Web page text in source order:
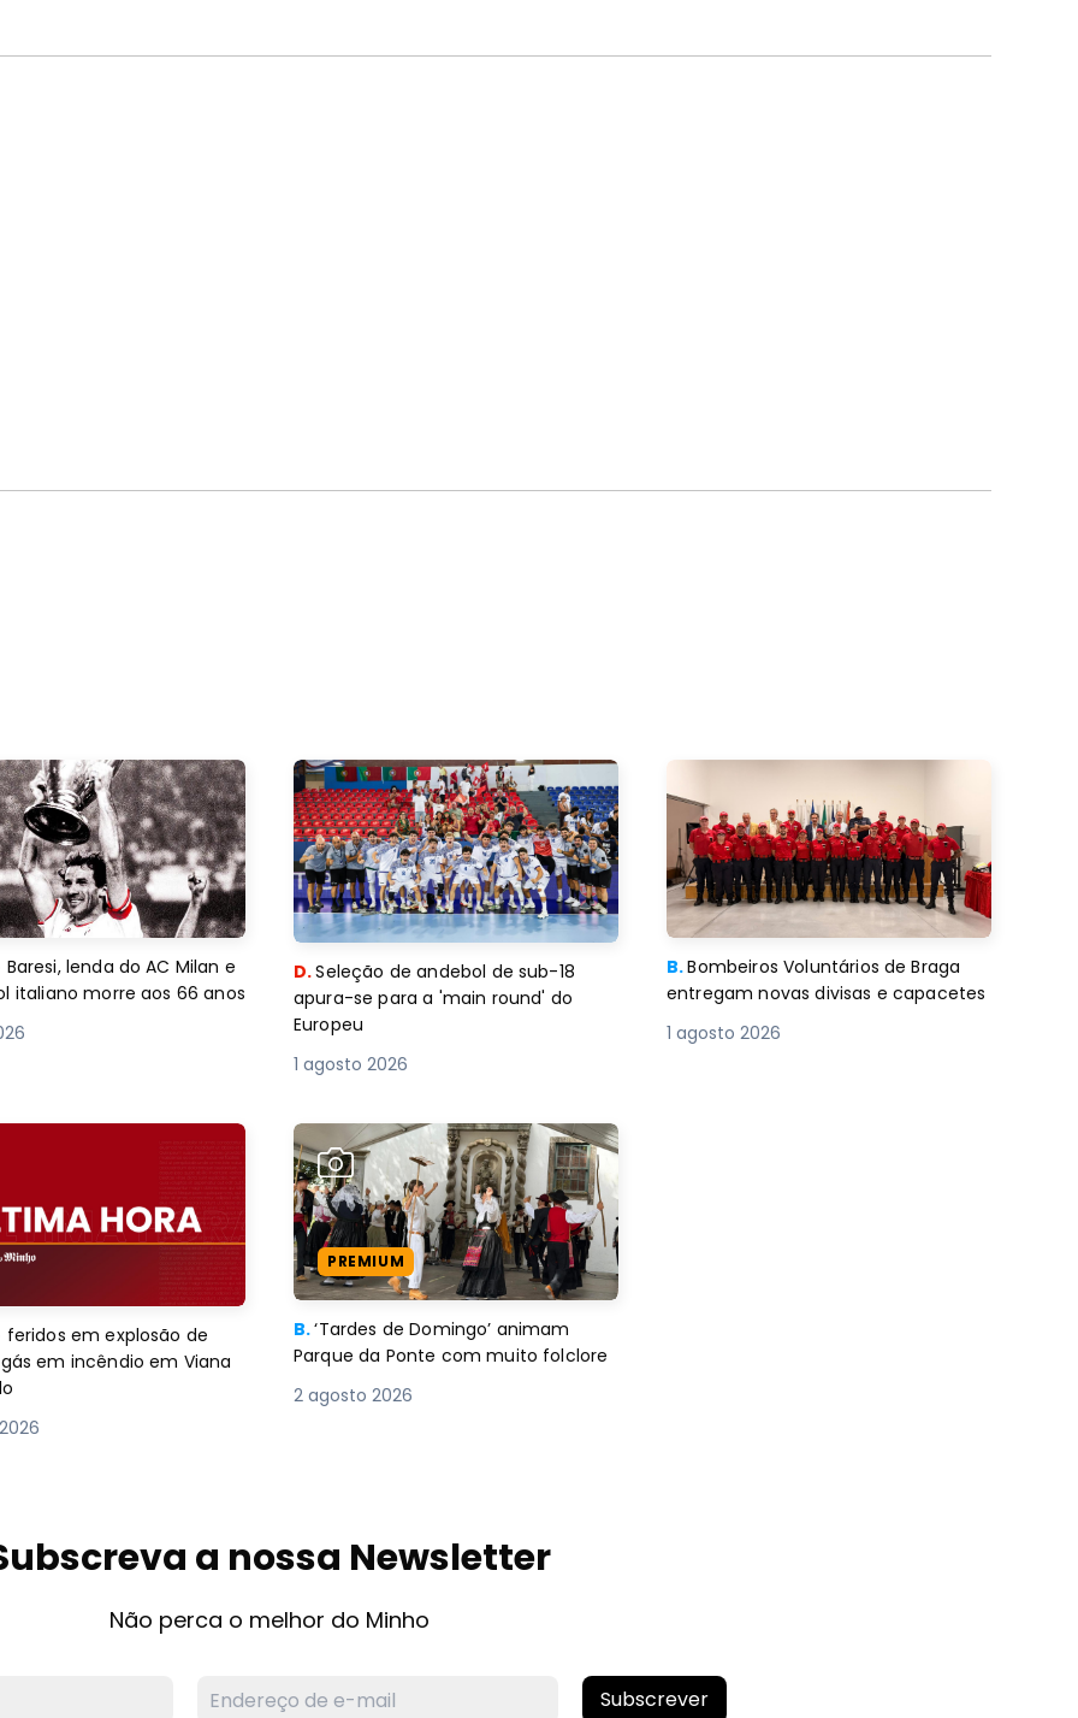
Baresi, lenda do AC Milan e
italiano morre aos 66 anos
D.Seleção de andebol de sub-18
apura-se para a 'main round' do
Europeu
1 agosto 2026
B.Bombeiros Voluntários de Braga
entregam novas divisas e capacetes
1 agosto 2026
feridos em explosão de
em incêndio em Viana
PREMIUM
B.‘Tardes de Domingo’ animam
Parque da Ponte com muito folclore
2 agosto 2026
a nossa Newsletter
Não perca o melhor do Minho
Subscrever